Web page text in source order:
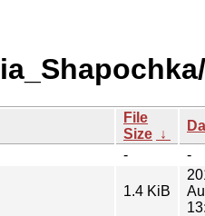
File
Size ↓
- -
1.4 KiB